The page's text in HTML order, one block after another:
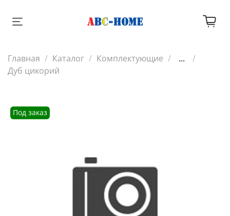
Главная Каталог Комплектующие
...
Дуб цикорий
Под заказ